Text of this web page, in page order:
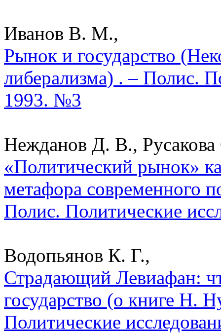
Иванов В. М.,
Рынок и государство
либерализма) . – Полис.
1993. №3
Нежданов Д. В.,
«Политический рынок»
метафора современного
Полис. Политические
Водопьянов К. Г.,
Страдающий Левиафан:
государство (о книге Н.
Политические